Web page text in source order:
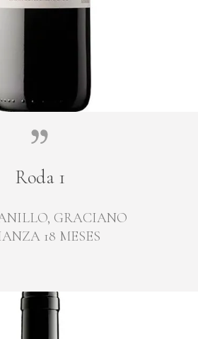
Roda 1
GRACIANO
18 MESES